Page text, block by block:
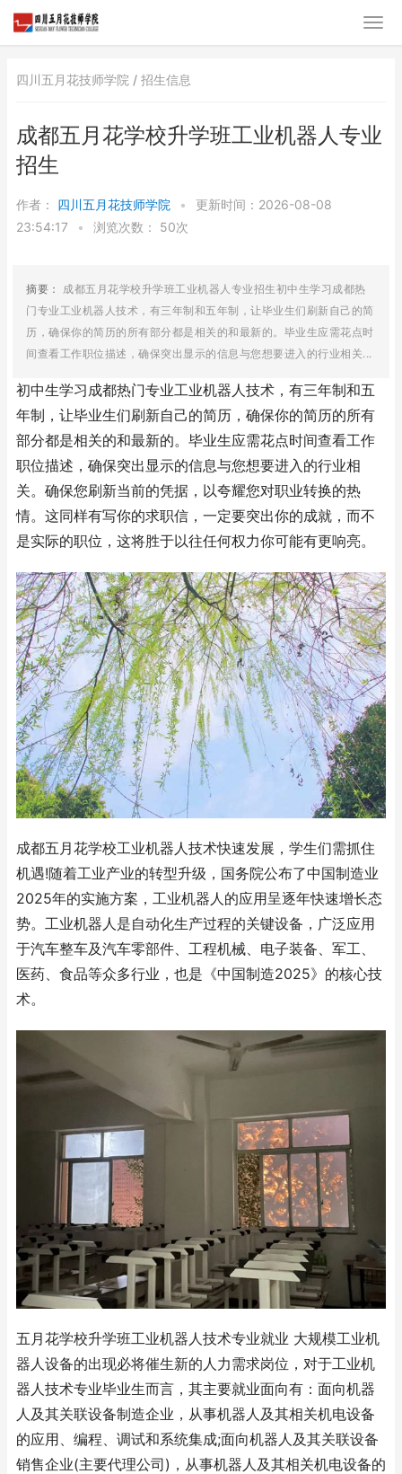
四川五月花技师学院 / 招生信息
成都五月花学校升学班工业机器人专业
招生
作者： 四川五月花技师学院 •
更新时间：2026-08-08
23:54:17
• 浏览次数： 50次
摘要： 成都五月花学校升学班工业机器人专业招生初中生学习成都热
门专业工业机器人技术，有三年制和五年制，让毕业生们刷新自己的简
历，确保你的简历的所有部分都是相关的和最新的。毕业生应需花点时
间查看工作职位描述，确保突出显示的信息与您想要进入的行业相关...
初中生学习成都热门专业工业机器人技术，有三年制和五
年制，让毕业生们刷新自己的简历，确保你的简历的所有
部分都是相关的和最新的。毕业生应需花点时间查看工作
职位描述，确保突出显示的信息与您想要进入的行业相
关。确保您刷新当前的凭据，以夸耀您对职业转换的热
情。这同样有写你的求职信，一定要突出你的成就，而不
是实际的职位，这将胜于以往任何权力你可能有更响亮。
成都五月花学校工业机器人技术快速发展，学生们需抓住
机遇!随着工业产业的转型升级，国务院公布了中国制造业
2025年的实施方案，工业机器人的应用呈逐年快速增长态
势。工业机器人是自动化生产过程的关键设备，广泛应用
于汽车整车及汽车零部件、工程机械、电子装备、军工、
医药、食品等众多行业，也是《中国制造2025》的核心技
术。
五月花学校升学班工业机器人技术专业就业 大规模工业机
器人设备的出现必将催生新的人力需求岗位，对于工业机
器人技术专业毕业生而言，其主要就业面向有：面向机器
人及其关联设备制造企业，从事机器人及其相关机电设备
的应用、编程、调试和系统集成;面向机器人及其关联设备
销售企业(主要代理公司)，从事机器人及其相关机电设备的